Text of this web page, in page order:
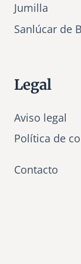
Jumilla
Sanlúcar de
Legal
Aviso legal
Política de
Contacto